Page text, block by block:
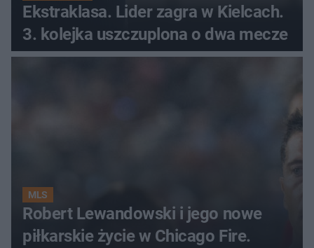
Ekstraklasa. Lider zagra w Kielcach.
3. kolejka uszczuplona o dwa mecze
MLS
Robert Lewandowski i jego nowe
piłkarskie życie w Chicago Fire.